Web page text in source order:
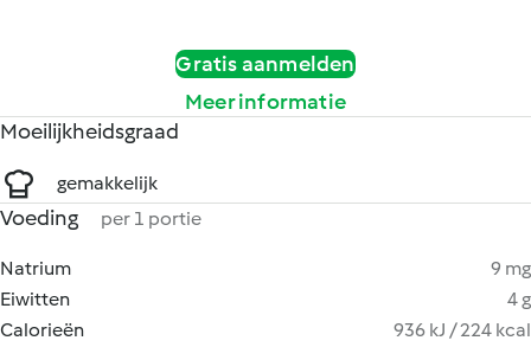
Gratis aanmelden
Meer informatie
Moeilijkheidsgraad
gemakkelijk
Voeding per 1 portie
Natrium
9 mg
Eiwitten
4 g
Calorieën
936 kJ / 224 kcal